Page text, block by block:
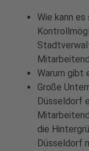
Wie kann
Warum gibt
Große
Düsseldorf
die
Düsseldorf